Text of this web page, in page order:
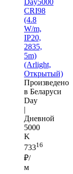
CRI98
(4.8
W/m,
IP20,
2835,
5m)
(Arlight,
Открытый)
Произведено
в Беларуси
Day
|
Дневной
5000
K
73316
₽/
м